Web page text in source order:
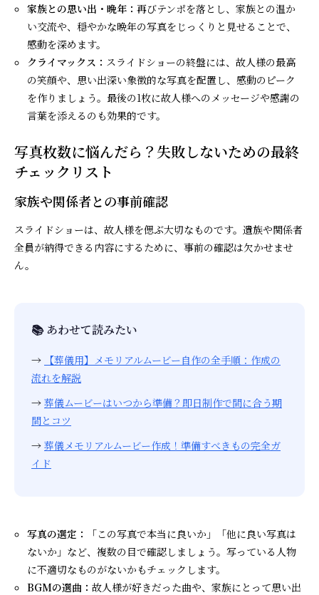
家族との思い出・晩年：再びテンポを落とし、家族との温か
い交流や、穏やかな晩年の写真をじっくりと見せることで、
感動を深めます。
クライマックス： スライドショーの終盤には、故人様の最高
の笑顔や、思い出深い象徴的な写真を配置し、感動のピーク
を作りましょう。最後の1枚に故人様へのメッセージや感謝の
言葉を添えるのも効果的です。
写真枚数に悩んだら？失敗しないための最終
チェックリスト
家族や関係者との事前確認
スライドショーは、故人様を偲ぶ大切なものです。遺族や関係者
全員が納得できる内容にするために、事前の確認は欠かせませ
ん。
📚 あわせて読みたい
→
【葬儀用】メモリアルムービー自作の全手順：作成の
流れを解説
→ 葬儀ムービーはいつから準備？即日制作で間に合う期
間とコツ
→ 葬儀メモリアルムービー作成！準備すべきもの完全ガ
イド
写真の選定：
「この写真で本当に良いか」「他に良い写真は
ないか」など、複数の目で確認しましょう。写っている人物
に不適切なものがないかもチェックします。
BGMの選曲：故人様が好きだった曲や、家族にとって思い出